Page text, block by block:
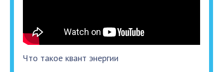
Что такое квант энергии